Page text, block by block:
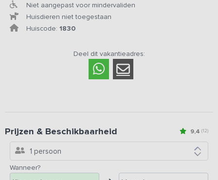
Niet aangepast voor mindervaliden
Huisdieren niet toegestaan
Huiscode: 1830
Deel dit vakantieadres:
9,4 (12)
Prijzen & Beschikbaarheid
1 persoon
Wanneer?